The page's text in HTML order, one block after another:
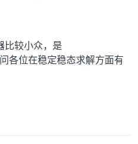
比较小众，是
各位在稳定稳态求解方面有